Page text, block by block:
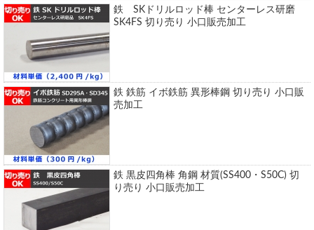
鉄 SKドリルロッド棒 センターレス研磨
SK4FS 切り売り 小口販売加工
鉄 鉄筋 イボ鉄筋 異形棒鋼 切り売り 小口販
売加工
鉄 黒皮四角棒 角鋼 材質(SS400・S50C) 切
り売り 小口販売加工